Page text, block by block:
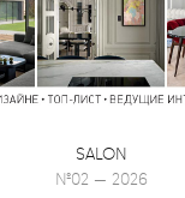
SALON
№02 — 2026